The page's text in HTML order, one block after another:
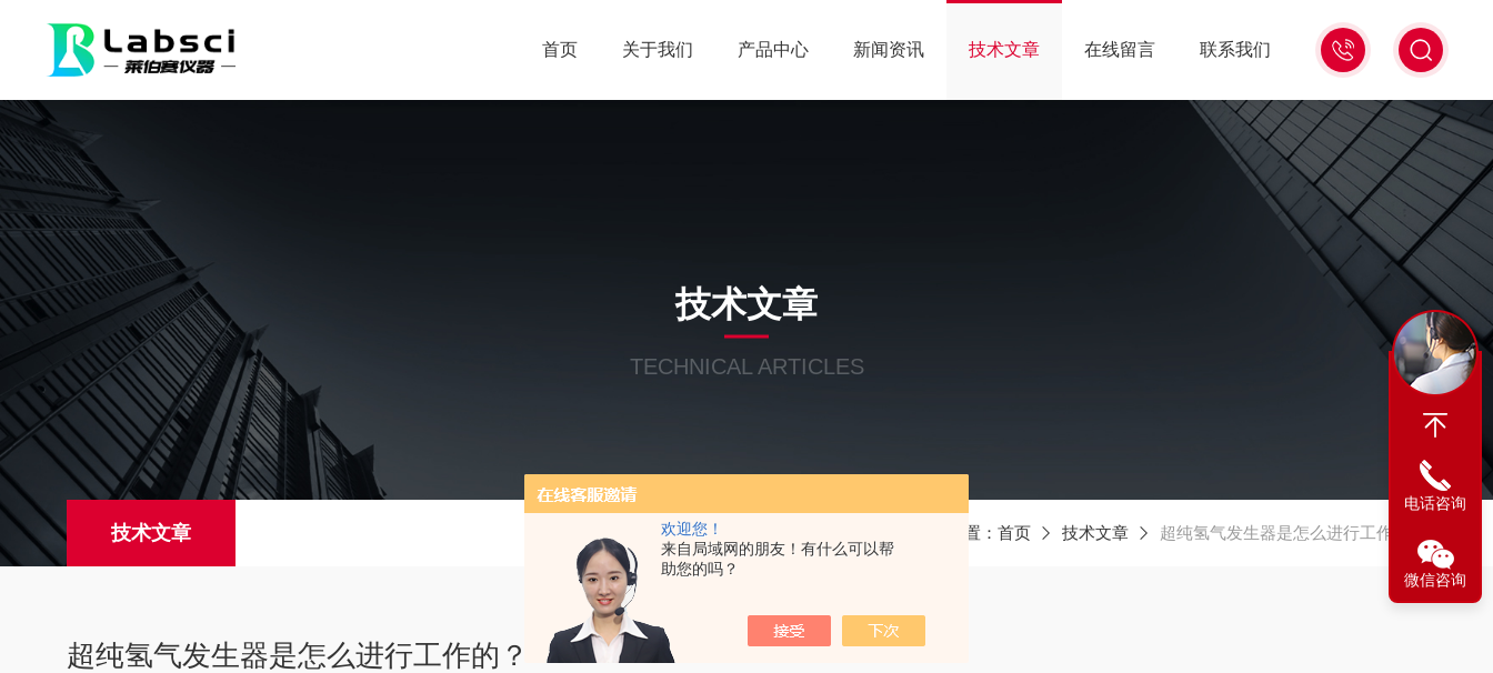
欢迎您！
来自局域网的朋友！有什么可以帮
助您的吗？
0571-
86939987
首页 关于我们 产品中心 新闻资讯 技术文章 在线留言 联系我们
技术文章
TECHNICAL ARTICLES
技术文章 当前位置： 首页 技术文章 超纯氢气发生器是怎么进行工作的？
超纯氢气发生器是怎么进行工作的？
电话咨询
微信咨询